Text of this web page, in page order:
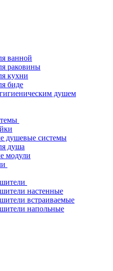
ванной
раковины
кухни
биде
душем
душевые системы
душа
модули
настенные
встраиваемые
напольные